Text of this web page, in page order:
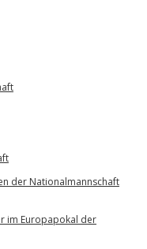
der Nationalmannschaft
im Europapokal der